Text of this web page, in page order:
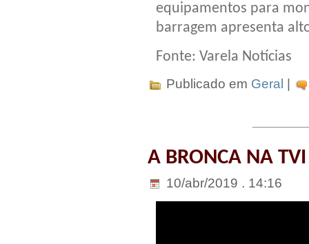
equipamentos para
barragem apresenta
Fonte: Varela Notícias
Publicado em Geral
A BRONCA NA TVI
10/abr/2019 . 14:16